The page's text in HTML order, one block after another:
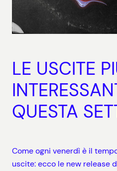
LE USCITE
QUESTA
Come ogni venerdì è il
uscite: ecco le new release